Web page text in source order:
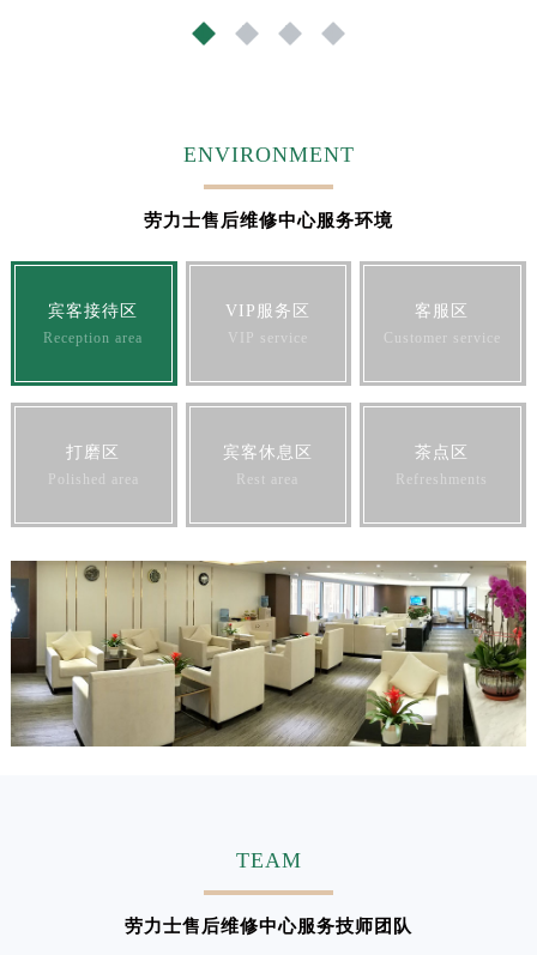
1 2 3 4
ENVIRONMENT
劳力士售后维修中心服务环境
宾客接待区
Reception area
VIP服务区
VIP service
客服区
Customer service
打磨区
Polished area
宾客休息区
Rest area
茶点区
Refreshments
TEAM
劳力士售后维修中心服务技师团队